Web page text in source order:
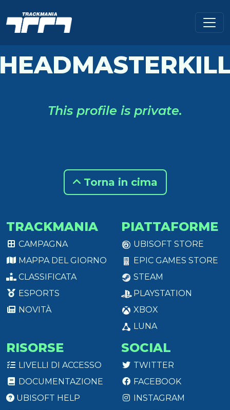
This profile is private.
Torna in cima
TRACKMANIA
CAMPAGNA
MAPPA DEL GIORNO
CLASSIFICATA
ESPORTS
NOVITÀ
PIATTAFORME
UBISOFT STORE
EPIC GAMES STORE
STEAM
PLAYSTATION
XBOX
LUNA
RISORSE
LIVELLI DI ACCESSO
DOCUMENTAZIONE
UBISOFT HELP
SOCIAL
TWITTER
FACEBOOK
INSTAGRAM